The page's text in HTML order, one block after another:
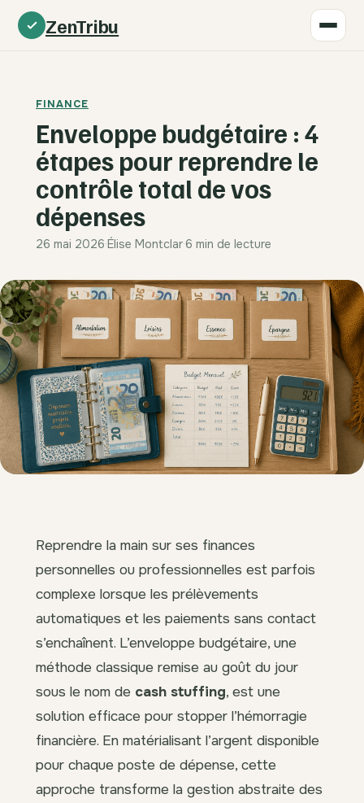
ZenTribu
FINANCE
Enveloppe budgétaire : 4
étapes pour reprendre le
contrôle total de vos
dépenses
26 mai 2026·Élise Montclar·6 min de lecture
Reprendre la main sur ses finances
personnelles ou professionnelles est parfois
complexe lorsque les prélèvements
automatiques et les paiements sans contact
s’enchaînent. L’enveloppe budgétaire, une
méthode classique remise au goût du jour
sous le nom de cash stuffing, est une
solution efficace pour stopper l’hémorragie
financière. En matérialisant l’argent disponible
pour chaque poste de dépense, cette
approche transforme la gestion abstraite des